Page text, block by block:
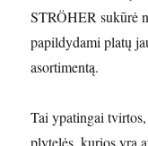
STRÖHER sukūrė
papildydami platų
asortimentą.
Tai ypatingai
plytelės, kurios yra